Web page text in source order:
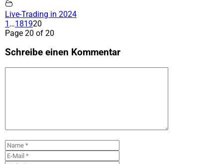
Live-Trading in 2024
1 …181920
Page 20 of 20
Schreibe einen Kommentar
Name
Mail